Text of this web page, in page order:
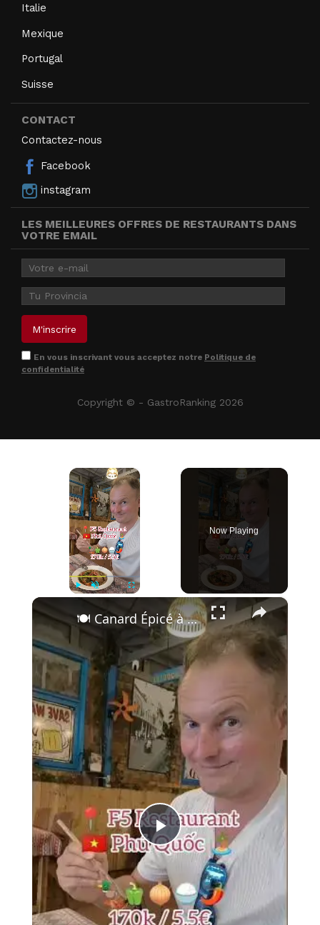
Italie
Mexique
Portugal
Suisse
CONTACT
Contactez-nous
Facebook
instagram
LES MEILLEURES OFFRES DE RESTAURANTS DANS
VOTRE EMAIL
En vous inscrivant vous acceptez notre Politique de
confidentialité
Copyright © - GastroRanking 2026
×
Now Playing
×
Play
Video
🍽️ Canard Épicé à Phu Quoc | F5 Restaurant 🇻🇳